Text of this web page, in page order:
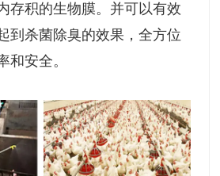
存积的生物膜。并可以有效
到杀菌除臭的效果，全方位
和安全。